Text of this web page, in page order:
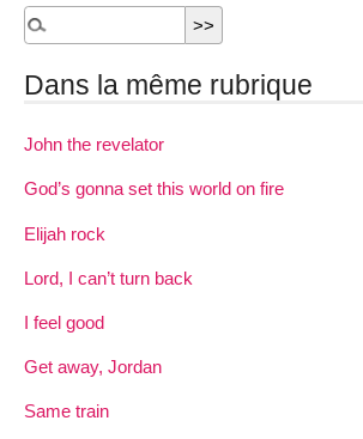
Dans la même rubrique
John the revelator
God’s gonna set this world on fire
Elijah rock
Lord, I can’t turn back
I feel good
Get away, Jordan
Same train